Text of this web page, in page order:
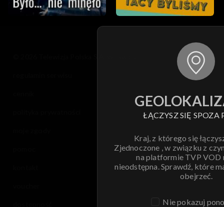
ŁĄCZYSZ SIĘ SPOZA
Kraj, z którego się
Zjednoczone , w związku z
na platformie TVP VOD
nieodstępna. Sprawdź, które
obejrzeć.
Nie pokazuj